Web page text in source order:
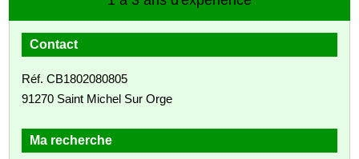
Contact
Réf. CB1802080805
91270 Saint Michel Sur Orge
Ma recherche